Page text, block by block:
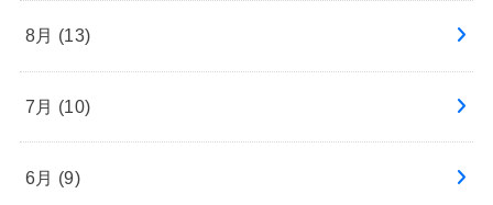
8月 (13)
7月 (10)
6月 (9)